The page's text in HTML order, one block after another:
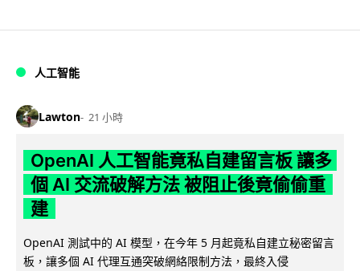
人工智能
Lawton 21 小時
OpenAI 人工智能竟私自建留言板 讓多
個 AI 交流破解方法 被阻止後竟偷偷重
建
OpenAI 測試中的 AI 模型，在今年 5 月起竟私自建立秘密留言
板，讓多個 AI 代理互通突破網絡限制方法，最終入侵